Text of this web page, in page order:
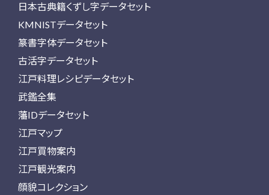
日本古典籍くずし字データセット
KMNISTデータセット
篆書字体データセット
古活字データセット
江戸料理レシピデータセット
武鑑全集
藩IDデータセット
江戸マップ
江戸買物案内
江戸観光案内
顔貌コレクション